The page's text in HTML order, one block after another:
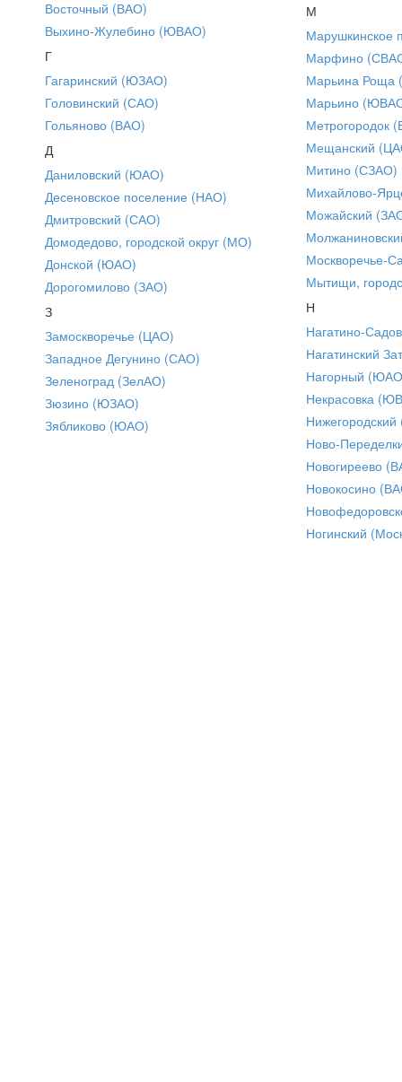
Восточный (ВАО)
Выхино-Жулебино (ЮВАО)
Г
Гагаринский (ЮЗАО)
Головинский (САО)
Гольяново (ВАО)
Д
Даниловский (ЮАО)
Десеновское поселение (НАО)
Дмитровский (САО)
Домодедово, городской округ (МО)
Донской (ЮАО)
Дорогомилово (ЗАО)
З
Замоскворечье (ЦАО)
Западное Дегунино (САО)
Зеленоград (ЗелАО)
Зюзино (ЮЗАО)
Зябликово (ЮАО)
М
Марушкинское
Марфино
Марьина Роща
Марьино
Метрогородок
Мещанский
Митино (СЗАО)
Михайлово-
Можайский
Москворечье-
Мытищи,
Н
Нагатино-
Нагатинский
Нагорный
Некрасовка
Ново-
Новогиреево
Новокосино
Ногинский